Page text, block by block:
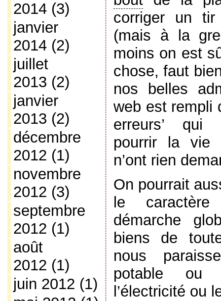
2014(3)
janvier
2014(2)
juillet
2013 (2)
janvier
2013 (2)
décembre
2012 (1)
novembre
2012 (3)
septembre
2012 (1)
août
2012 (1)
juin 2012 (1)
corriger un
(mais à la
moins on est
chose, faut
nos belles
web est rempli
erreurs’ qui
pourrir la vie
n’ont rien
On pourrait
le
démarche
biens de
nous
potable ou
l’électricité ou